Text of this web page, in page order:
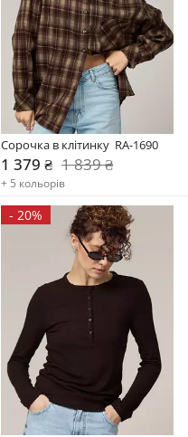
Сорочка в клітинку  RA-1690
1 379 ₴ 1 839 ₴
+ 5 кольорів
- 20%